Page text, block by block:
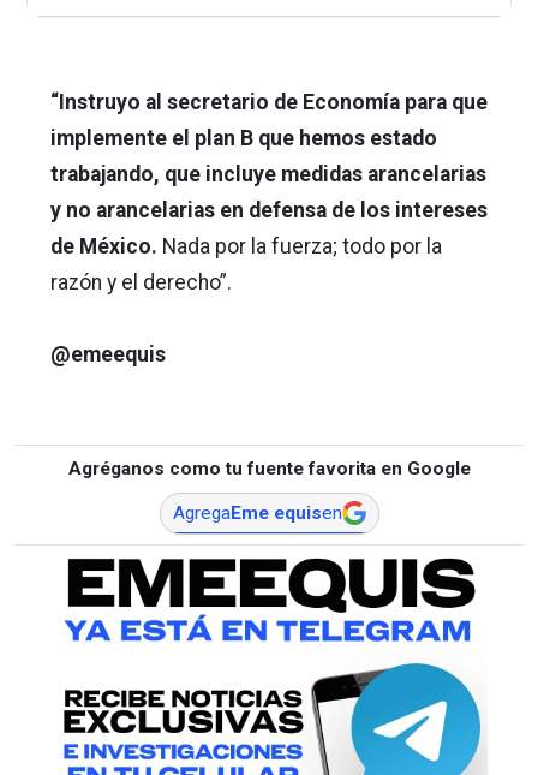
“Instruyo al secretario de Economía para que
implemente el plan B que hemos estado
trabajando, que incluye medidas arancelarias
y no arancelarias en defensa de los intereses
de México. Nada por la fuerza; todo por la
razón y el derecho”.
@emeequis
Agréganos como tu fuente favorita en Google
AgregaEme equisen